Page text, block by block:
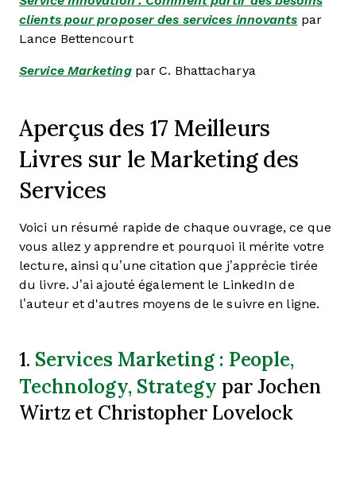
clients pour proposer des services innovants par
Lance Bettencourt
Service Marketing par C. Bhattacharya
Aperçus des 17 Meilleurs
Livres sur le Marketing des
Services
Voici un résumé rapide de chaque ouvrage, ce que
vous allez y apprendre et pourquoi il mérite votre
lecture, ainsi qu’une citation que j’apprécie tirée
du livre. J’ai ajouté également le LinkedIn de
l’auteur et d'autres moyens de le suivre en ligne.
1. Services Marketing : People,
Technology, Strategy par Jochen
Wirtz et Christopher Lovelock